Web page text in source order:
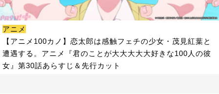
アニメ
【アニメ100カノ】恋太郎は感触フェチの少女・茂見紅葉と
遭遇する。アニメ『君のことが大大大大大好きな100人の彼
女』第30話あらすじ＆先行カット